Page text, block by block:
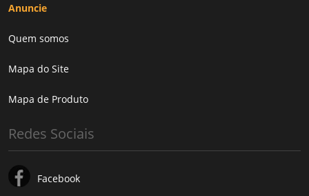
Anuncie
Quem somos
Mapa do Site
Mapa de Produto
Redes Sociais
Facebook